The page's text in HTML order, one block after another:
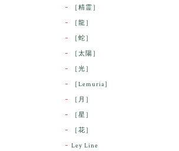
［精霊］
［龍］
［蛇］
［太陽］
［光］
［Lemuria］
［月］
［星］
［花］
Ley Line